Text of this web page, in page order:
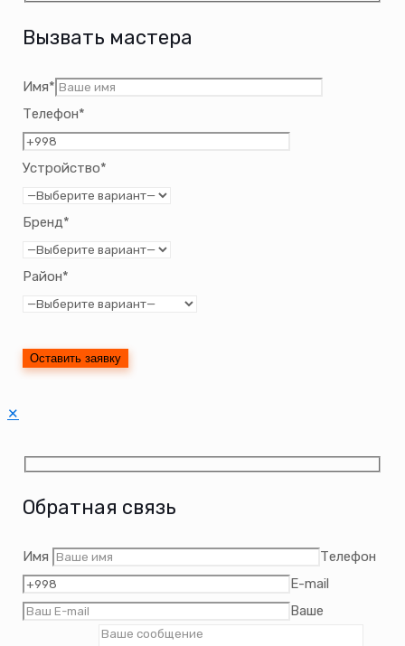
Вызвать мастера
Имя*
Телефон*
Устройство*
Бренд*
Район*
✕
Обратная связь
Имя
Телефон
E-mail
Ваше